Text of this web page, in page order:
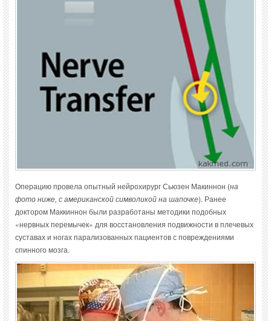
Операцию провела опытный нейрохирург Сьюзен Макиннон (на
фото ниже, с американской символикой на шапочке). Ранее
доктором Маккиннон были разработаны методики подобных
«нервных перемычек» для восстановления подвижности в плечевых
суставах и ногах парализованных пациентов с повреждениями
спинного мозга.